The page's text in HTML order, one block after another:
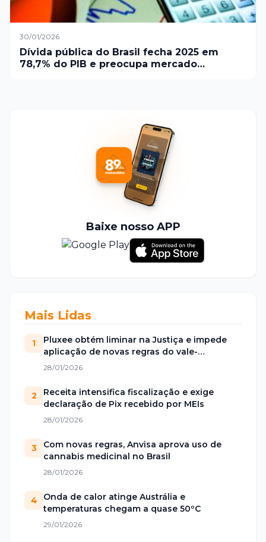
30/01/2026
Dívida pública do Brasil fecha 2025 em
78,7% do PIB e preocupa mercado
Baixe nosso APP
Mais Lidas
1
Pluxee obtém liminar na Justiça e impede
aplicação de novas regras do vale-
alimentação
28/01/2026
2
Receita intensifica fiscalização e exige
declaração de Pix recebido por MEIs
28/01/2026
3
Com novas regras, Anvisa aprova uso de
cannabis medicinal no Brasil
28/01/2026
4
Onda de calor atinge Austrália e
temperaturas chegam a quase 50ºC
29/01/2026